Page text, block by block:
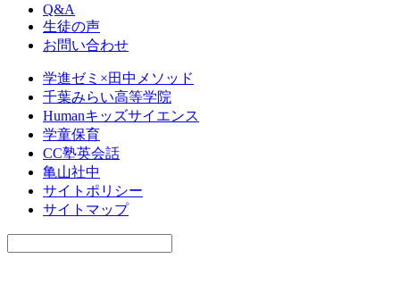
Q&A
生徒の声
お問い合わせ
学進ゼミ×田中メソッド
千葉みらい高等学院
Humanキッズサイエンス
学童保育
CC塾英会話
亀山社中
サイトポリシー
サイトマップ